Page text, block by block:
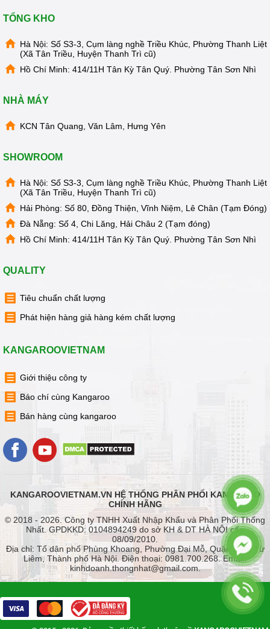
LẠNH
GIA
DỤNG
TIN
TỨC
SỰ
TƯ
HƯỚNG
DẪN
CHƯƠNG
TRÌNH
KANGAROO
DỊCH
VỤ
KINH
HAY
THIỆU
TỔNG KHO
Hà Nội: Số S3-3, Cụm làng nghề Triều Khúc, Phường Thanh Liệt
(Xã Tân Triều, Huyện Thanh Trì cũ)
Hồ Chí Minh: 414/11H Tân Kỳ Tân Quý. Phường Tân Sơn Nhì
NHÀ MÁY
KCN Tân Quang, Văn Lâm, Hưng Yên
SHOWROOM
Hà Nội: Số S3-3, Cụm làng nghề Triều Khúc, Phường Thanh Liệt
(Xã Tân Triều, Huyện Thanh Trì cũ)
Hải Phòng: Số 80, Đồng Thiện, Vĩnh Niệm, Lê Chân (Tạm Đóng)
Đà Nẵng: Số 4, Chi Lăng, Hải Châu 2 (Tạm đóng)
Hồ Chí Minh: 414/11H Tân Kỳ Tân Quý. Phường Tân Sơn Nhì
QUALITY
Tiêu chuẩn chất lượng
Phát hiện hàng giả hàng kém chất lượng
KANGAROOVIETNAM
Giới thiệu công ty
Báo chí cùng Kangaroo
Bán hàng cùng kangaroo
KANGAROOVIETNAM.VN HỆ THỐNG PHÂN PHỐI KANGAROO
CHÍNH HÃNG
© 2018 - 2026. Công ty TNHH Xuất Nhập Khẩu và Phân Phối Thống
Nhất. GPDKKD: 0104894249 do sở KH & DT HÀ NỘI cấp
08/09/2010.
Địa chỉ: Tổ dân phố Phùng Khoang, Phường Đại Mỗ, Quận Nam Từ
Liêm, Thành phố Hà Nội. Điện thoại: 0981.700.268. Email:
kinhdoanh.thongnhat@gmail.com.